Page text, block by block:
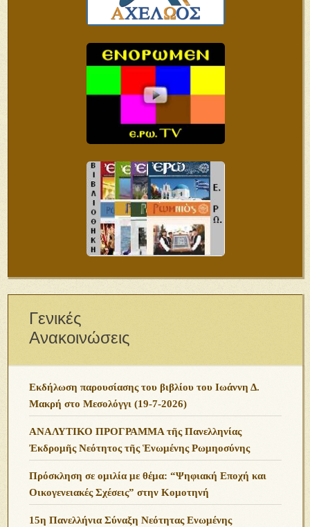
Γενικές
Ανακοινώσεις
Εκδήλωση παρουσίασης του βιβλίου του Ιωάννη Δ.
Μακρή στο Μεσολόγγι (19-7-2026)
ΑΝΑΛΥΤΙΚΟ ΠΡΟΓΡΑΜΜΑ τῆς Πανελληνίας
Ἐκδρομῆς Νεότητος τῆς Ἑνωμένης Ρωμηοσύνης
Πρόσκληση σε ομιλία με θέμα: “Ψηφιακή Εποχή και
Οικογενειακές Σχέσεις” στην Κομοτηνή
15η Πανελλήνια Σύναξη Νεότητας Ενωμένης